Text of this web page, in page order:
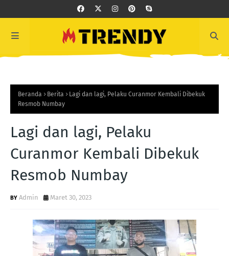
Beranda Berita
Lagi dan lagi, Pelaku Curanmor Kembali Dibekuk
Resmob Numbay
Lagi dan lagi, Pelaku
Curanmor Kembali Dibekuk
Resmob Numbay
Admin Maret 30, 2023